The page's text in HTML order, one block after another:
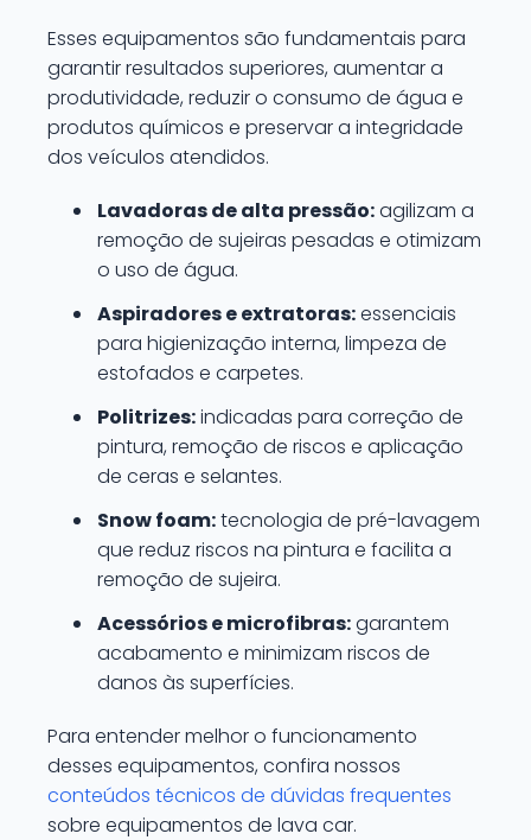
Esses equipamentos são fundamentais para
garantir resultados superiores, aumentar a
produtividade, reduzir o consumo de água e
produtos químicos e preservar a integridade
dos veículos atendidos.
Lavadoras de alta pressão:agilizam a
remoção de sujeiras pesadas e otimizam
o uso de água.
Aspiradores e extratoras:essenciais
para higienização interna, limpeza de
estofados e carpetes.
Politrizes:indicadas para correção de
pintura, remoção de riscos e aplicação
de ceras e selantes.
Snow foam:tecnologia de pré-lavagem
que reduz riscos na pintura e facilita a
remoção de sujeira.
Acessórios e microfibras:garantem
acabamento e minimizam riscos de
danos às superfícies.
Para entender melhor o funcionamento
desses equipamentos, confira nossos
conteúdos técnicos de dúvidas frequentes
sobre equipamentos de lava car.